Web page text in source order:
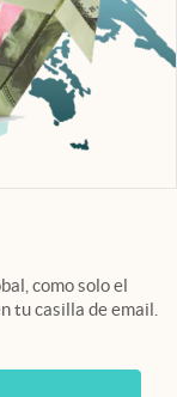
pestaña
como solo el
tu casilla de email.